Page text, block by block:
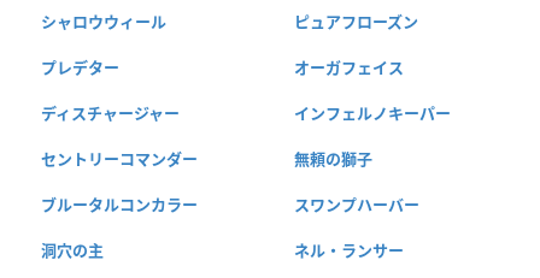
シャロウウィール ピュアフローズン
プレデター オーガフェイス
ディスチャージャー インフェルノキーパー
セントリーコマンダー 無頼の獅子
ブルータルコンカラー スワンプハーバー
洞穴の主 ネル・ランサー